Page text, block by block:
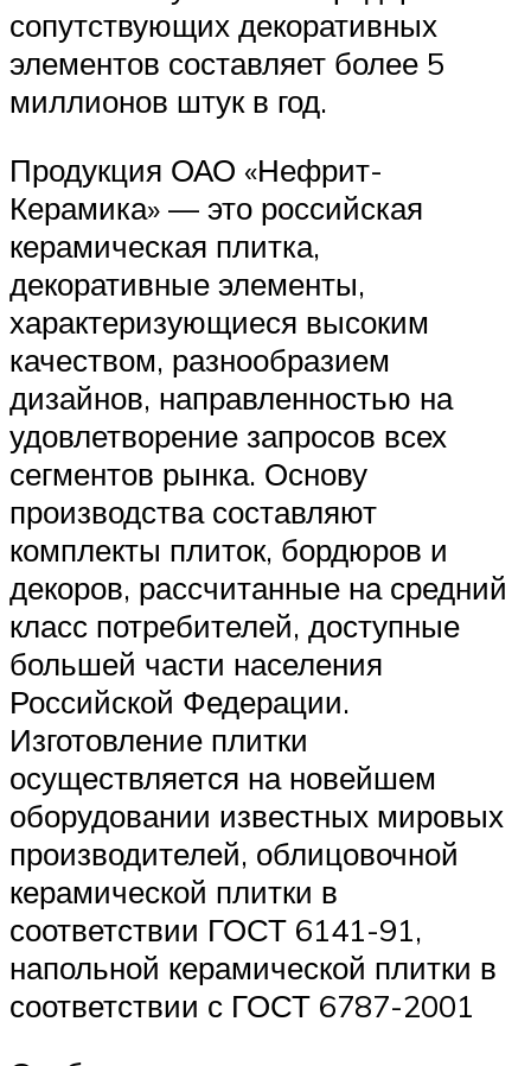
сопутствующих декоративных
элементов составляет более 5
миллионов штук в год.
Продукция ОАО «Нефрит-
Керамика» — это российская
керамическая плитка,
декоративные элементы,
характеризующиеся высоким
качеством, разнообразием
дизайнов, направленностью на
удовлетворение запросов всех
сегментов рынка. Основу
производства составляют
комплекты плиток, бордюров и
декоров, рассчитанные на средний
класс потребителей, доступные
большей части населения
Российской Федерации.
Изготовление плитки
осуществляется на новейшем
оборудовании известных мировых
производителей, облицовочной
керамической плитки в
соответствии ГОСТ 6141-91,
напольной керамической плитки в
соответствии с ГОСТ 6787-2001